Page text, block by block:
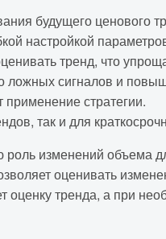
будущего
настройкой
тренд, что
ложных сигналов и
стратегии.
так и для
роль изменений
оценивать
оценку тренда, а при